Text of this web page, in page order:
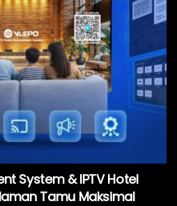
System & IPTV Hotel
Tamu Maksimal